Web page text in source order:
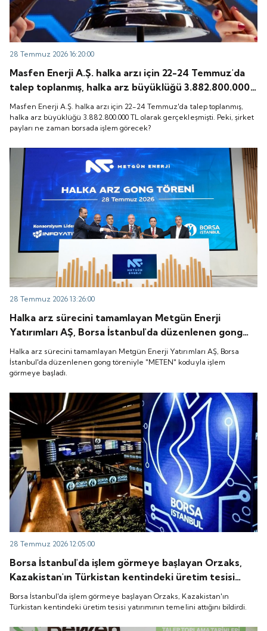
28 Temmuz 2026 16:20:00
Masfen Enerji A.Ş. halka arzı için 22-24 Temmuz'da
talep toplanmış, halka arz büyüklüğü 3.882.800.000
TL olarak gerçekleşmişti. Peki, şirket payları ne
zaman borsada işlem görecek?
Masfen Enerji A.Ş. halka arzı için 22-24 Temmuz'da talep toplanmış,
halka arz büyüklüğü 3.882.800.000 TL olarak gerçekleşmişti. Peki, şirket
payları ne zaman borsada işlem görecek?
28 Temmuz 2026 13:26:00
Halka arz sürecini tamamlayan Metgün Enerji
Yatırımları AŞ, Borsa İstanbul'da düzenlenen gong
töreniyle "METEN" koduyla işlem görmeye başladı.
Halka arz sürecini tamamlayan Metgün Enerji Yatırımları AŞ, Borsa
İstanbul'da düzenlenen gong töreniyle "METEN" koduyla işlem
görmeye başladı.
28 Temmuz 2026 12:05:00
Borsa İstanbul'da işlem görmeye başlayan Orzaks,
Kazakistan'ın Türkistan kentindeki üretim tesisi
yatırımının temelini attığını bildirdi.
Borsa İstanbul'da işlem görmeye başlayan Orzaks, Kazakistan'ın
Türkistan kentindeki üretim tesisi yatırımının temelini attığını bildirdi.